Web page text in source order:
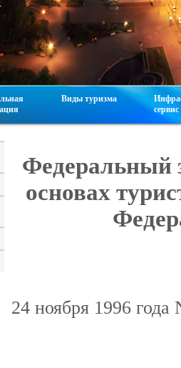
Виды туризма
сервис
Федеральный
основах
24 ноября 1996